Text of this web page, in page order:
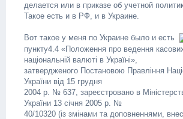
делается или в приказе об учетной
Такое есть и в РФ, и в Украине.
Вот такое у меня по Украине было и есть
пункту4.4 «Положення про ведення
національній валюті в Україні»,
затвердженого Постановою Правління
України від 15 грудня
2004 р. № 637, зареєстровано в
України 13 січня 2005 р. №
40/10320 (із змінами та доповненнями,